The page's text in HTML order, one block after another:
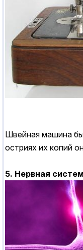
Швейная машина
остриях их копий
5. Нервная